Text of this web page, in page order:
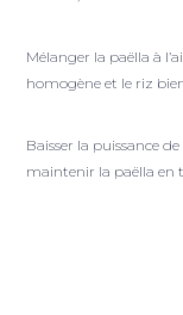
Mélanger la paëlla à
homogène et le riz
Baisser la puissance
maintenir la paëlla en